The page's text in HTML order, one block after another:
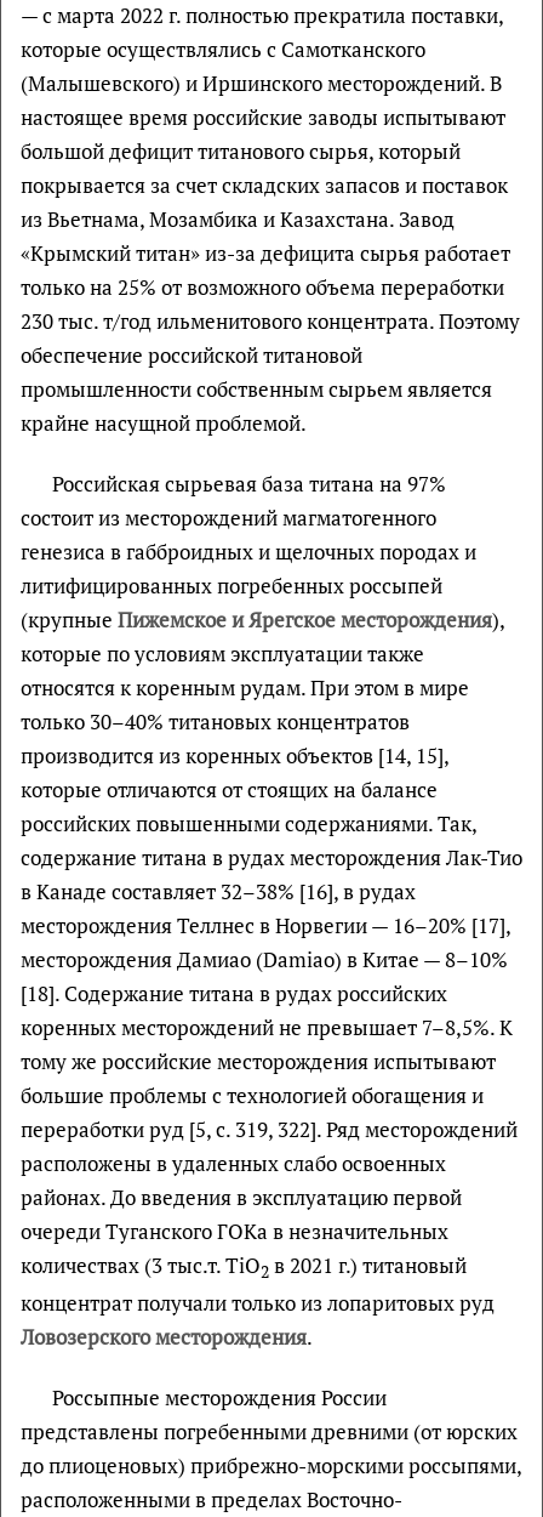
— с марта 2022 г. полностью прекратила поставки,
которые осуществлялись с Самотканского
(Малышевского) и Иршинского месторождений. В
настоящее время российские заводы испытывают
большой дефицит титанового сырья, который
покрывается за счет складских запасов и поставок
из Вьетнама, Мозамбика и Казахстана. Завод
«Крымский титан» из-за дефицита сырья работает
только на 25% от возможного объема переработки
230 тыс. т/год ильменитового концентрата. Поэтому
обеспечение российской титановой
промышленности собственным сырьем является
крайне насущной проблемой.
Российская сырьевая база титана на 97%
состоит из месторождений магматогенного
генезиса в габброидных и щелочных породах и
литифицированных погребенных россыпей
(крупные Пижемское и Ярегское месторождения),
которые по условиям эксплуатации также
относятся к коренным рудам. При этом в мире
только 30–40% титановых концентратов
производится из коренных объектов [14, 15],
которые отличаются от стоящих на балансе
российских повышенными содержаниями. Так,
содержание титана в рудах месторождения Лак-Тио
в Канаде составляет 32–38% [16], в рудах
месторождения Теллнес в Норвегии — 16–20% [17],
месторождения Дамиао (Damiao) в Китае — 8–10%
[18]. Содержание титана в рудах российских
коренных месторождений не превышает 7–8,5%. К
тому же российские месторождения испытывают
большие проблемы с технологией обогащения и
переработки руд [5, с. 319, 322]. Ряд месторождений
расположены в удаленных слабо освоенных
районах. До введения в эксплуатацию первой
очереди Туганского ГОКа в незначительных
количествах (3 тыс.т. TiO2 в 2021 г.) титановый
концентрат получали только из лопаритовых руд
Ловозерского месторождения.
Россыпные месторождения России
представлены погребенными древними (от юрских
до плиоценовых) прибрежно-морскими россыпями,
расположенными в пределах Восточно-